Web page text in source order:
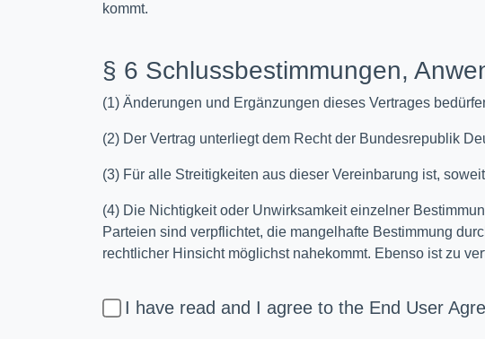
kommt.
§ 6 Schlussbestimmungen,
(1) Änderungen und Ergänzungen dieses Vertrages
(2) Der Vertrag unterliegt dem Recht der Bundesrepublik
(3) Für alle Streitigkeiten aus dieser Vereinbarung ist,
(4) Die Nichtigkeit oder Unwirksamkeit einzelner
Parteien sind verpflichtet, die mangelhafte Bestimmung
rechtlicher Hinsicht möglichst nahekommt. Ebenso ist zu
I have read and I agree to the End User